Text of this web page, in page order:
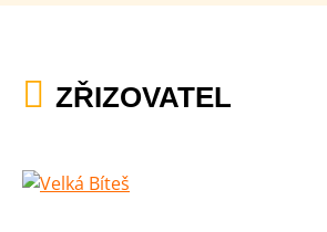
ZŘIZOVATEL